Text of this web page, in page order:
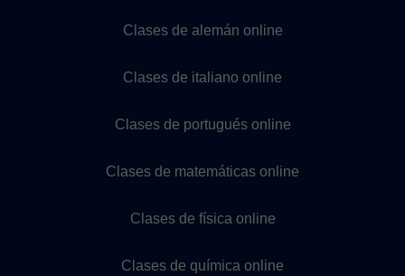
Clases de alemán online
Clases de italiano online
Clases de portugués online
Clases de matemáticas online
Clases de física online
Clases de química online